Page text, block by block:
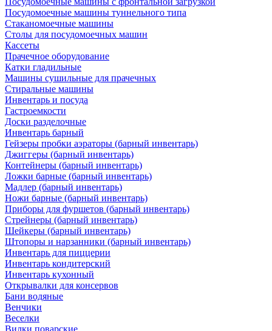
Посудомоечные машины туннельного типа
Стаканомоечные машины
Столы для посудомоечных машин
Кассеты
Прачечное оборудование
Катки гладильные
Машины сушильные для прачечных
Стиральные машины
Инвентарь и посуда
Гастроемкости
Доски разделочные
Инвентарь барный
Гейзеры пробки аэраторы (барный инвентарь)
Джиггеры (барный инвентарь)
Контейнеры (барный инвентарь)
Ложки барные (барный инвентарь)
Мадлер (барный инвентарь)
Ножи барные (барный инвентарь)
Приборы для фуршетов (барный инвентарь)
Стрейнеры (барный инвентарь)
Шейкеры (барный инвентарь)
Штопоры и нарзанники (барный инвентарь)
Инвентарь для пиццерии
Инвентарь кондитерский
Инвентарь кухонный
Открывалки для консервов
Бани водяные
Венчики
Веселки
Вилки поварские